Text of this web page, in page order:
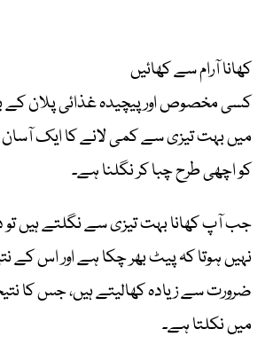
کھانا آرام سے کھائیں
کسی مخصوص اور پیچیدہ غذائی پلان کے
میں بہت تیزی سے کمی لانے کا ایک آسان
کو اچھی طرح چبا کر نگلنا ہے۔
جب آپ کھانا بہت تیزی سے نگلتے ہیں
نہیں ہوتا کہ پیٹ بھر چکا ہے اور اس کے
ضرورت سے زیادہ کھالیتے ہیں، جس کا
میں نکلتا ہے۔